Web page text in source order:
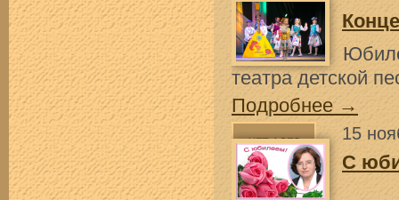
театра детской
Подробнее →
15
С